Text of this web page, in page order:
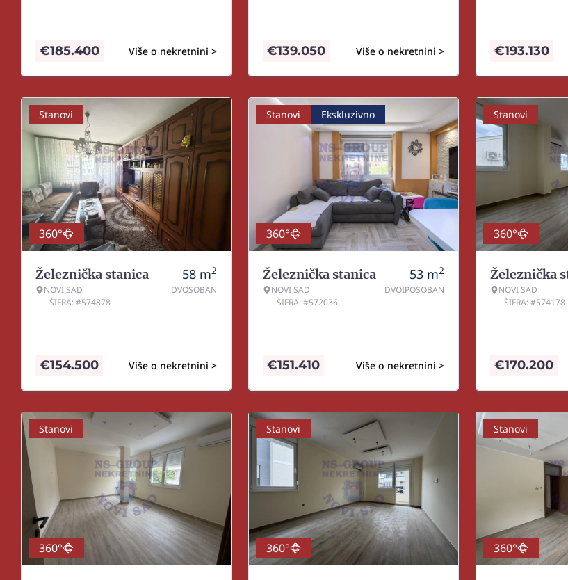
Više o nekretnini >
€185.400 Više o nekretnini >
€139.050 €193.130
Stanovi
360°
Železnička stanica
NOVI SAD
ŠIFRA: #574878
58 m2
DVOSOBAN
Više o nekretnini >
€154.500
Stanovi Ekskluzivno
360°
Železnička stanica
NOVI SAD
ŠIFRA: #572036
53 m2
DVOIPOSOBAN
Više o nekretnini >
€151.410
Stanovi
360°
Železnička
NOVI SAD
ŠIFRA: #574178
€170.200
Stanovi
360°
Stanovi
360°
Stanovi
360°